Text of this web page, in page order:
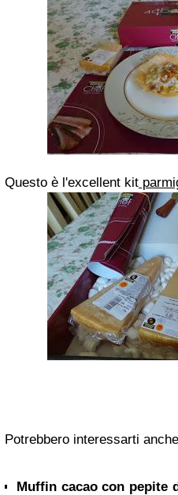
Questo è l'excellent kit
Potrebbero interessarti
Muffin cacao con pepite